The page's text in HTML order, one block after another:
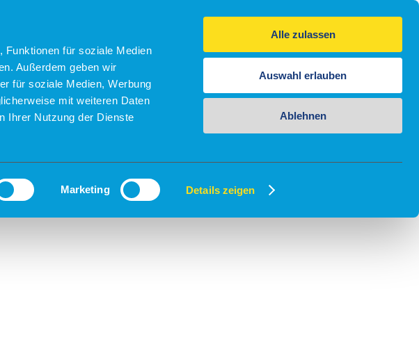
Funktionen für soziale Medien
Außerdem geben wir
für soziale Medien, Werbung
mit weiteren Daten
Ihrer Nutzung der Dienste
Marketing Details zeigen
Alle zulassen
Auswahl erlauben
Ablehnen